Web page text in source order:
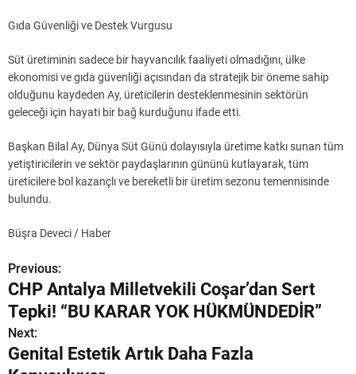
Gıda Güvenliği ve Destek Vurgusu
Süt üretiminin sadece bir hayvancılık faaliyeti olmadığını, ülke
ekonomisi ve gıda güvenliği açısından da stratejik bir öneme sahip
olduğunu kaydeden Ay, üreticilerin desteklenmesinin sektörün
geleceği için hayati bir bağ kurduğunu ifade etti.
Başkan Bilal Ay, Dünya Süt Günü dolayısıyla üretime katkı sunan tüm
yetiştiricilerin ve sektör paydaşlarının gününü kutlayarak, tüm
üreticilere bol kazançlı ve bereketli bir üretim sezonu temennisinde
bulundu.
Büşra Deveci / Haber
Y
a
z
ı
Previous:
CHP Antalya Milletvekili Coşar’dan Sert
Tepki! “BU KARAR YOK HÜKMÜNDEDİR”
Next:
Genital Estetik Artık Daha Fazla